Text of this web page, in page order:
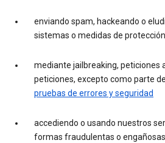
enviando spam, hackeando o
sistemas o medidas de protección
mediante jailbreaking, peticiones
peticiones, excepto como parte
pruebas de errores y seguridad
accediendo o usando nuestros
formas fraudulentas o